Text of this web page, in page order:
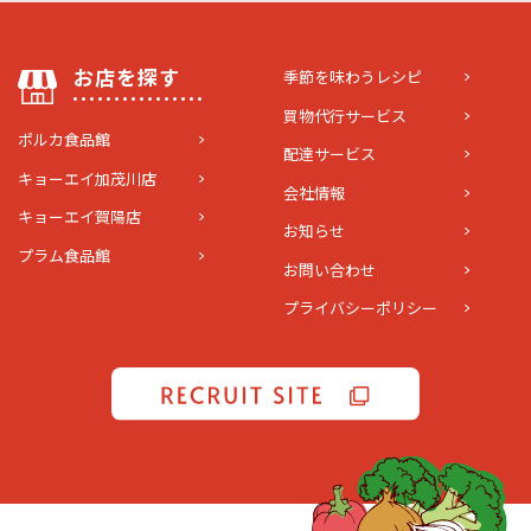
お店を探す
ポルカ食品館
キョーエイ加茂川店
キョーエイ賀陽店
プラム食品館
季節を味わうレシピ
買物代行サービス
配達サービス
会社情報
お知らせ
お問い合わせ
プライバシーポリシー